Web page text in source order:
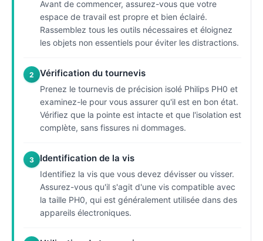
Avant de commencer, assurez-vous que votre
espace de travail est propre et bien éclairé.
Rassemblez tous les outils nécessaires et éloignez
les objets non essentiels pour éviter les distractions.
2 Vérification du tournevis
Prenez le tournevis de précision isolé Philips PH0 et
examinez-le pour vous assurer qu'il est en bon état.
Vérifiez que la pointe est intacte et que l'isolation est
complète, sans fissures ni dommages.
3 Identification de la vis
Identifiez la vis que vous devez dévisser ou visser.
Assurez-vous qu'il s'agit d'une vis compatible avec
la taille PH0, qui est généralement utilisée dans des
appareils électroniques.